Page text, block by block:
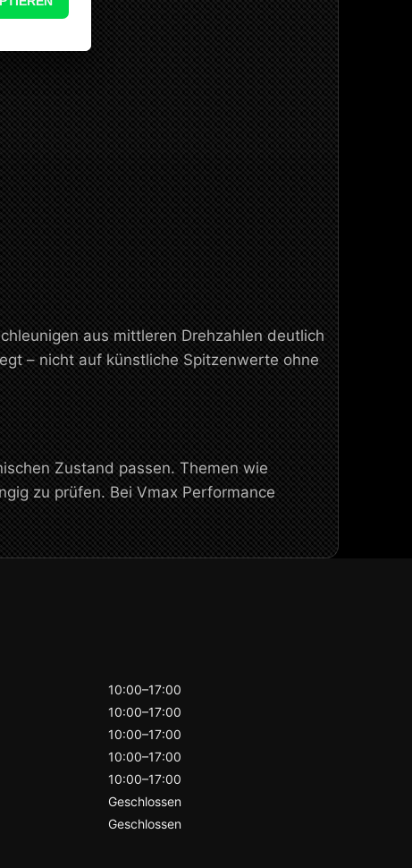
aus mittleren Drehzahlen deutlich
– nicht auf künstliche Spitzenwerte ohne
Zustand passen. Themen wie
zu prüfen. Bei Vmax Performance
10:00–17:00
10:00–17:00
10:00–17:00
10:00–17:00
10:00–17:00
Geschlossen
Geschlossen